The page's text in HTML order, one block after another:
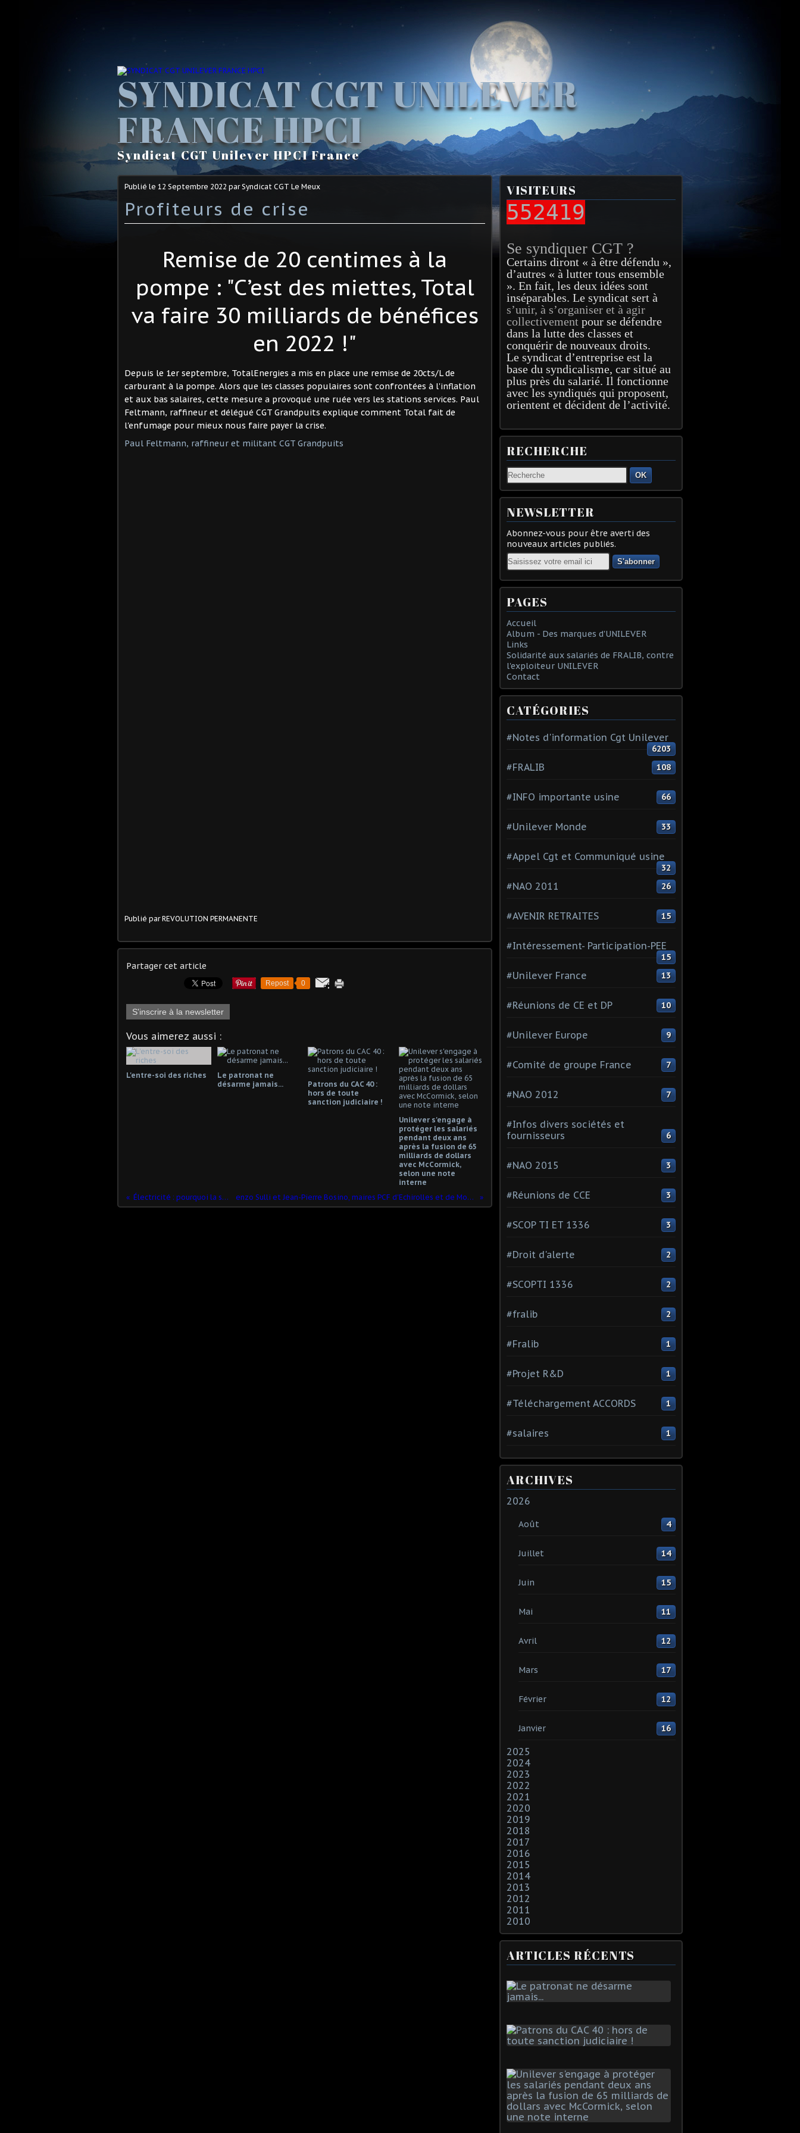
SYNDICAT CGT UNILEVER
FRANCE HPCI
Syndicat CGT Unilever HPCI France
Publié le 12 Septembre 2022 par Syndicat CGT Le Meux
Profiteurs de crise
Remise de 20 centimes à la
pompe : "C’est des miettes, Total
va faire 30 milliards de bénéfices
en 2022 !"
Depuis le 1er septembre, TotalEnergies a mis en place une remise de 20cts/L de
carburant à la pompe. Alors que les classes populaires sont confrontées à l'inflation
et aux bas salaires, cette mesure a provoqué une ruée vers les stations services. Paul
Feltmann, raffineur et délégué CGT Grandpuits explique comment Total fait de
l'enfumage pour mieux nous faire payer la crise.
Paul Feltmann, raffineur et militant CGT Grandpuits
Publié par REVOLUTION PERMANENTE
Partager cet article
Repost 0
S'inscrire à la newsletter
Vous aimerez aussi :
L'entre-soi des riches
Le patronat ne
désarme jamais...
Patrons du CAC 40 :
hors de toute
sanction judiciaire !
Unilever s'engage à
protéger les salariés
pendant deux ans
après la fusion de 65
milliards de dollars
avec McCormick,
selon une note
interne
Électricité : pourquoi la situation devient folle
enzo Sulli et Jean-Pierre Bosino, maires PCF d'Echirolles et de Montataire, refusent de payer la facture d'électricité !
VISITEURS
552419
Se syndiquer CGT ?
Certains diront « à être défendu »,
d’autres « à lutter tous ensemble
». En fait, les deux idées sont
inséparables. Le syndicat sert à
s’unir, à s’organiser et à agir
collectivement pour se défendre
dans la lutte des classes et
conquérir de nouveaux droits.
Le syndicat d’entreprise est la
base du syndicalisme, car situé au
plus près du salarié. Il fonctionne
avec les syndiqués qui proposent,
orientent et décident de l’activité.
RECHERCHE
OK
NEWSLETTER
Abonnez-vous pour être averti des
nouveaux articles publiés.
Email
PAGES
Accueil
Album - Des marques d'UNILEVER
Links
Solidarité aux salariés de FRALIB, contre
l'exploiteur UNILEVER
Contact
CATÉGORIES
#Notes d'information Cgt Unilever
6203
#FRALIB 108
#INFO importante usine 66
#Unilever Monde 33
#Appel Cgt et Communiqué usine
32
#NAO 2011 26
#AVENIR RETRAITES 15
#Intéressement- Participation-PEE
15
#Unilever France 13
#Réunions de CE et DP 10
#Unilever Europe 9
#Comité de groupe France 7
#NAO 2012 7
#Infos divers sociétés et
fournisseurs
6
#NAO 2015 3
#Réunions de CCE 3
#SCOP TI ET 1336 3
#Droit d'alerte 2
#SCOPTI 1336 2
#fralib 2
#Fralib 1
#Projet R&D 1
#Téléchargement ACCORDS 1
#salaires 1
ARCHIVES
2026
Août 4
Juillet 14
Juin 15
Mai 11
Avril 12
Mars 17
Février 12
Janvier 16
2025
2024
2023
2022
2021
2020
2019
2018
2017
2016
2015
2014
2013
2012
2011
2010
ARTICLES RÉCENTS